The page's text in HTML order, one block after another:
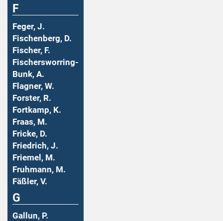
F
Feger, J.
Fischenberg, D.
Fischer, F.
Fischersworring-
Bunk, A.
Flagner, W.
Forster, R.
Fortkamp, K.
Fraas, M.
Fricke, D.
Friedrich, J.
Friemel, M.
Fruhmann, M.
Fäßler, V.
G
Gallun, P.